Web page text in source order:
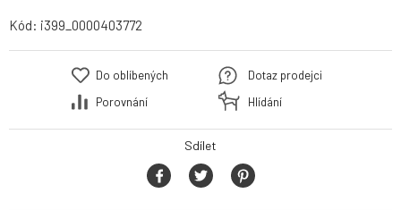
Kód: i399_0000403772
Do oblíbených
Porovnání
Dotaz prodejci
Hlídání
Sdílet